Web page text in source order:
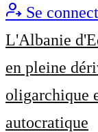
Se
L'Albanie
en pleine
oligarchique
autocratique